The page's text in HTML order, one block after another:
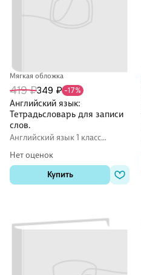
Мягкая обложка
419 ₽349 ₽ -17%
Английский язык:
Тетрадьсловарь для записи
слов.
Английский язык 1 класс
Нет оценок
Купить